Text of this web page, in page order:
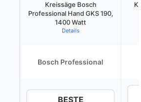
Kreissäge Bosch
Professional Hand GKS 190,
1400 Watt
Details
Bosch Professional
BESTE